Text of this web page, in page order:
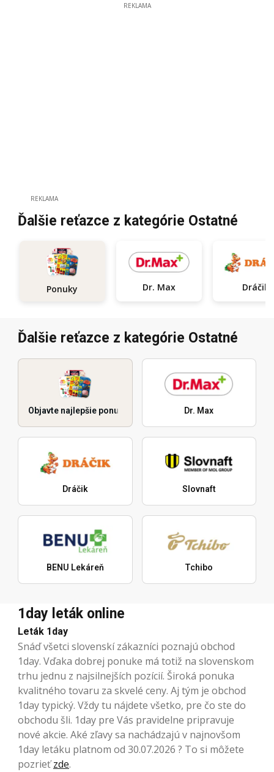
REKLAMA
REKLAMA
Ďalšie reťazce z kategórie Ostatné
Ponuky Dr. Max Dráčik
Ďalšie reťazce z kategórie Ostatné
Objavte najlepšie ponuky Dr. Max
Dráčik Slovnaft
BENU Lekáreň Tchibo
1day leták online
Leták 1day
Snáď všetci slovenskí zákazníci poznajú obchod
1day. Vďaka dobrej ponuke má totiž na slovenskom
trhu jednu z najsilnejších pozícií. Široká ponuka
kvalitného tovaru za skvelé ceny. Aj tým je obchod
1day typický. Vždy tu nájdete všetko, pre čo ste do
obchodu šli. 1day pre Vás pravidelne pripravuje
nové akcie. Aké zľavy sa nachádzajú v najnovšom
1day letáku platnom od 30.07.2026 ? To si môžete
pozrieťzde.